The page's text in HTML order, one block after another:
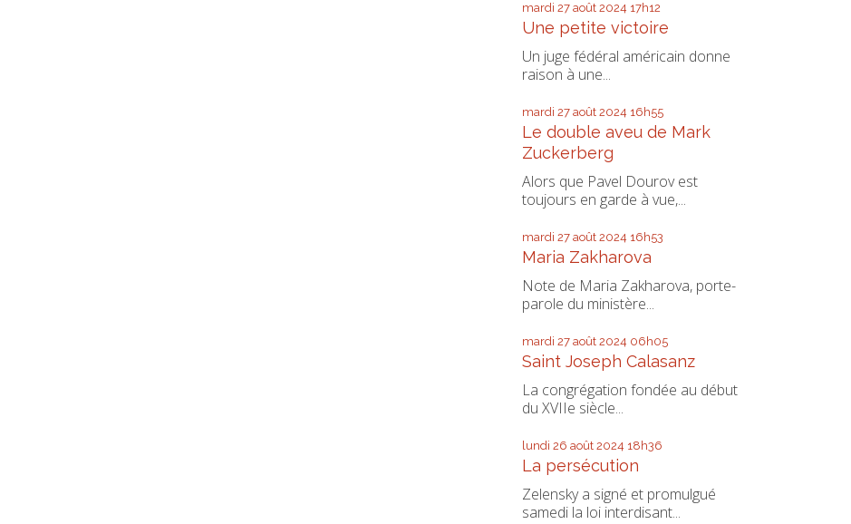
mardi 27 août 2024 17h12
Une petite victoire
Un juge fédéral américain donne
raison à une...
mardi 27 août 2024 16h55
Le double aveu de Mark
Zuckerberg
Alors que Pavel Dourov est
toujours en garde à vue,...
mardi 27 août 2024 16h53
Maria Zakharova
Note de Maria Zakharova, porte-
parole du ministère...
mardi 27 août 2024 06h05
Saint Joseph Calasanz
La congrégation fondée au début
du XVIIe siècle...
lundi 26 août 2024 18h36
La persécution
Zelensky a signé et promulgué
samedi la loi interdisant...